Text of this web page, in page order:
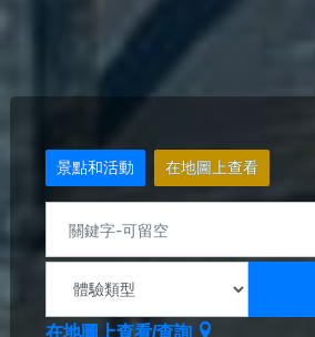
景點和活動 在地圖上查看
在地圖上查看/查詢